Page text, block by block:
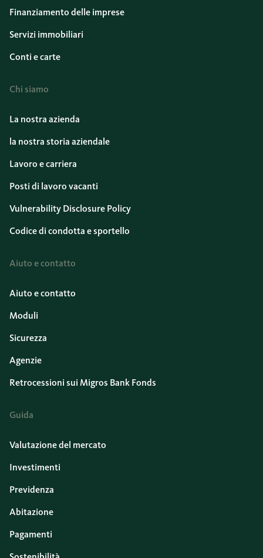
Finanziamento delle imprese
Servizi immobiliari
Conti e carte
Chi siamo
La nostra azienda
la nostra storia aziendale
Lavoro e carriera
Posti di lavoro vacanti
Vulnerability Disclosure Policy
Codice di condotta e sportello
Aiuto e contatto
Aiuto e contatto
Moduli
Sicurezza
Agenzie
Retrocessioni sui Migros Bank Fonds
Guida
Valutazione del mercato
Investimenti
Previdenza
Abitazione
Pagamenti